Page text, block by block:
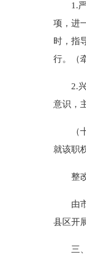
1.严格
项，进
时，指
行。（
2.兴隆
意识，
（十
就该职
整改
由市
县区开
三、